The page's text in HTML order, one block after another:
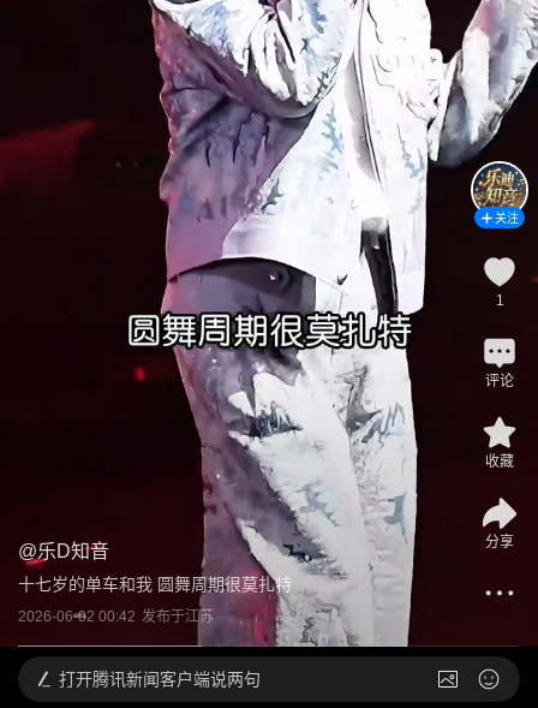
@乐D知音
十七岁的单车和我 圆舞周期很莫扎特
2026-06-02 00:42 发布于江苏
关注
1
评论
收藏
分享
打开腾讯新闻客户端说两句